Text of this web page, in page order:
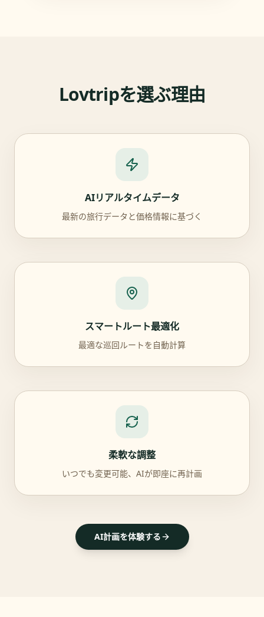
Lovtripを選ぶ理由
AIリアルタイムデータ
最新の旅行データと価格情報に基づく
スマートルート最適化
最適な巡回ルートを自動計算
柔軟な調整
いつでも変更可能、AIが即座に再計画
AI計画を体験する